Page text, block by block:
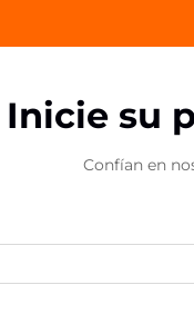
Inicie su
Confían en